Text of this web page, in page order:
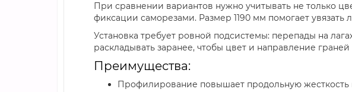
При сравнении вариантов нужно учитывать не только
фиксации саморезами. Размер 1190 мм помогает увязать
Установка требует ровной подсистемы: перепады на
раскладывать заранее, чтобы цвет и направление
Преимущества:
Профилирование повышает продольную